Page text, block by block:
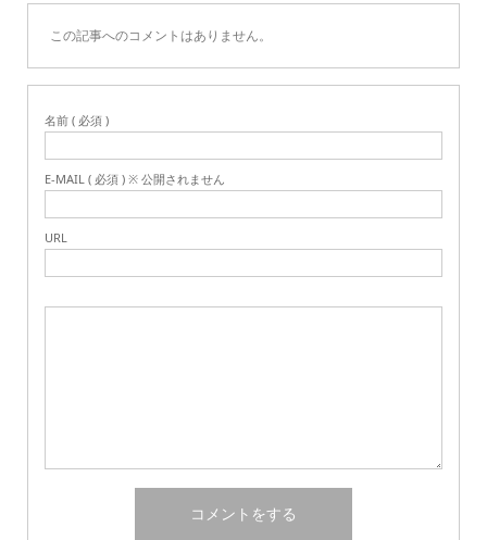
この記事へのコメントはありません。
名前 ( 必須 )
E-MAIL ( 必須 ) ※ 公開されません
URL